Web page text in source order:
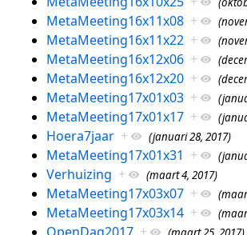
MetaMeeting16x11x08 +
MetaMeeting16x11x22 +
MetaMeeting16x12x06 +
MetaMeeting16x12x20 +
MetaMeeting17x01x03 +
MetaMeeting17x01x17 +
Hoera7jaar + (januari 28, 2017)
MetaMeeting17x01x31 +
Verhuizing + (maart 4, 2017)
MetaMeeting17x03x07 +
MetaMeeting17x03x14 +